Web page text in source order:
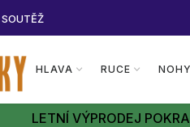
SOUTĚŽ
HLAVA RUCE NOHY
LETNÍ VÝPRODEJ